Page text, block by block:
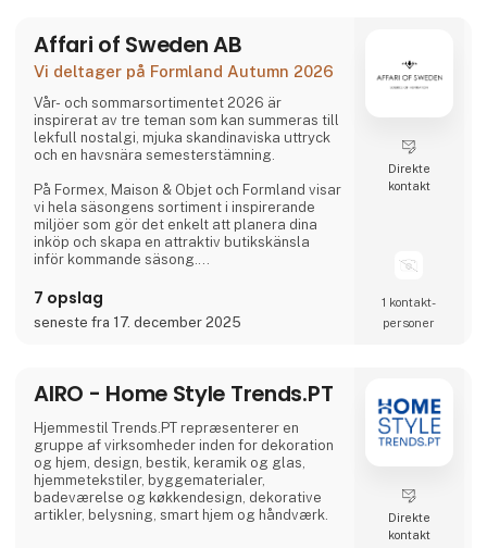
Og lige når du tror, du har set det hele,
overrasker Asobu dig igen – med nye
designs, nye karakterer og skønne detaljer,
der gør hver eneste slurk lidt sjovere. Uanse
Affari of Sweden AB
Vi deltager på Formland Autumn 2026
Vår- och sommarsortimentet 2026 är
inspirerat av tre teman som kan summeras till
lekfull nostalgi, mjuka skandinaviska uttryck
och en havsnära semesterstämning.
På Formex, Maison & Objet och Formland visar
vi hela säsongens sortiment i inspirerande
miljöer som gör det enkelt att planera dina
inköp och skapa en attraktiv butikskänsla
inför kommande säsong.
Vi ser fram emot att träffa er och se hur vi
tillsammans kan skapa en fantastisk säsong.
7 opslag
seneste fra 17. december 2025
Direkte
kontakt
1 kontakt­
personer
AIRO - Home Style Trends.PT
Hjemmestil Trends.PT repræsenterer en
gruppe af virksomheder inden for dekoration
og hjem, design, bestik, keramik og glas,
hjemmetekstiler, byggematerialer,
badeværelse og køkkendesign, dekorative
artikler, belysning, smart hjem og håndværk.
Direkte
kontakt